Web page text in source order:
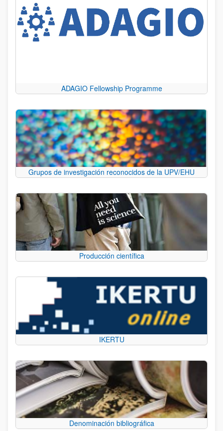
ADAGIO Fellowship Programme
Grupos de investigación reconocidos de la UPV/EHU
Producción científica
IKERTU
Denominación bibliográfica